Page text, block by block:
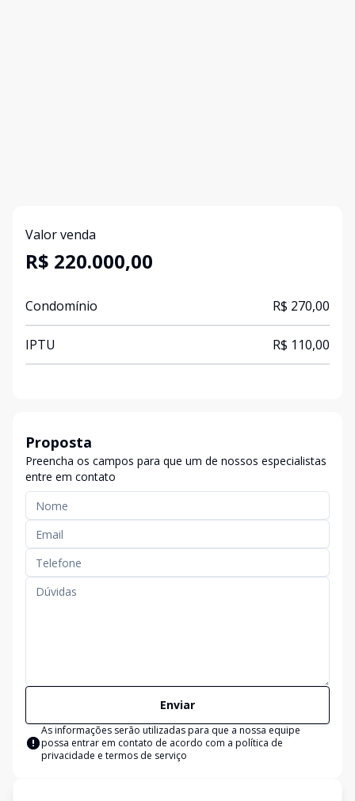
Valor venda
R$ 220.000,00
Condomínio R$ 270,00
IPTU R$ 110,00
Proposta
Preencha os campos para que um de nossos especialistas
entre em contato
Enviar
As informações serão utilizadas para que a nossa equipe
possa entrar em contato de acordo com a política de
privacidade e termos de serviço